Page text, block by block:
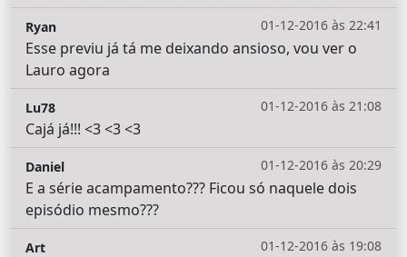
01-12-2016 às 22:41
Ryan
Esse previu já tá me deixando ansioso, vou ver o
Lauro agora
01-12-2016 às 21:08
Lu78
Cajá já!!! <3 <3 <3
01-12-2016 às 20:29
Daniel
E a série acampamento??? Ficou só naquele dois
episódio mesmo???
01-12-2016 às 19:08
Art